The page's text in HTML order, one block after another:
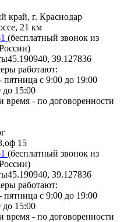
край, г. Краснодар
21 км
(бесплатный звонок из
45.190940, 39.127836
работают:
пятница с 9:00 до 19:00
до 15:00
время - по договоренности
15
(бесплатный звонок из
45.190940, 39.127836
работают:
пятница с 9:00 до 19:00
до 15:00
время - по договоренности